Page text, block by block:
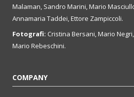
Malaman, Sandro Marini, Mario
Annamaria Taddei, Ettore Zampiccoli.
Fotografi: Cristina Bersani, Mario
Mario Rebeschini.
COMPANY